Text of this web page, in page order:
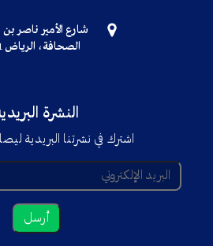
شارع الأمير ناصر
الصحافة، الرياض 13321
النشرة
اشترك في نشرتنا البريدية